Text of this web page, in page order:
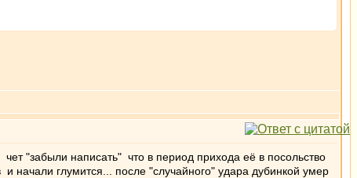
"забыли написать" что в период прихода её в посольство
начали глумится... после "случайного" удара дубинкой умер